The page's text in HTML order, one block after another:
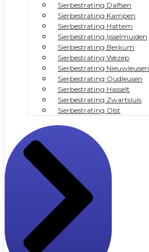
Sierbestrating Dalfsen
Sierbestrating Kampen
Sierbestrating Hattem
Sierbestrating Ijsselmuiden
Sierbestrating Berkum
Sierbestrating Wezep
Sierbestrating Nieuwleusen
Sierbestrating Oudleusen
Sierbestrating Hasselt
Sierbestrating Zwartsluis
Sierbestrating Olst